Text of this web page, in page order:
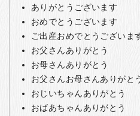
ありがとうございます
おめでとうございます
ご出産おめでとうございま
お父さんありがとう
お母さんありがとう
お父さんお母さんありがと
おじいちゃんありがとう
おばあちゃんありがとう